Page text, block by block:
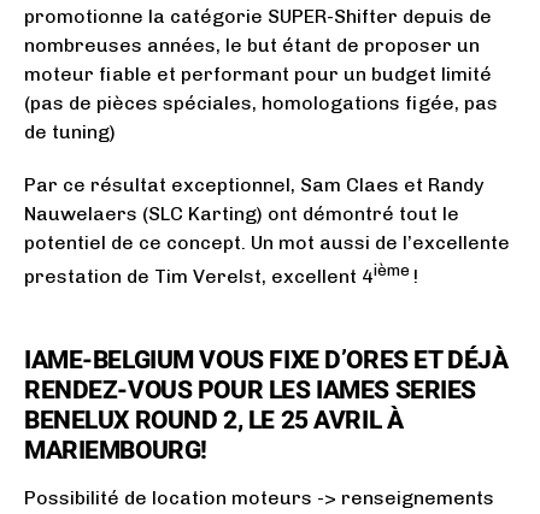
promotionne la catégorie SUPER-Shifter depuis de
nombreuses années, le but étant de proposer un
moteur fiable et performant pour un budget limité
(pas de pièces spéciales, homologations figée, pas
de tuning)
Par ce résultat exceptionnel, Sam Claes et Randy
Nauwelaers (SLC Karting) ont démontré tout le
potentiel de ce concept. Un mot aussi de l’excellente
prestation de Tim Verelst, excellent 4ième !
IAME-BELGIUM VOUS FIXE D’ORES ET DÉJÀ
RENDEZ-VOUS POUR LES IAMES SERIES
BENELUX ROUND 2, LE 25 AVRIL À
MARIEMBOURG!
Possibilité de location moteurs -> renseignements